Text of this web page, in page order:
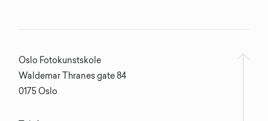
Oslo Fotokunstskole
Waldemar Thranes gate 84
0175 Oslo